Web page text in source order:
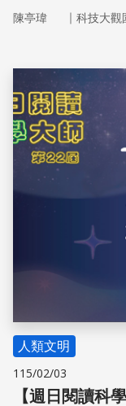
陳亭瑋 ｜ 科技大觀
人類文明
115/02/03
【週日閱讀科